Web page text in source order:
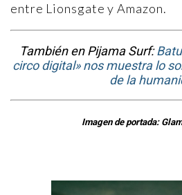
entre Lionsgate y Amazon.
También en Pijama Surf:
circo digital» nos muestra lo
de la
Imagen de portada: